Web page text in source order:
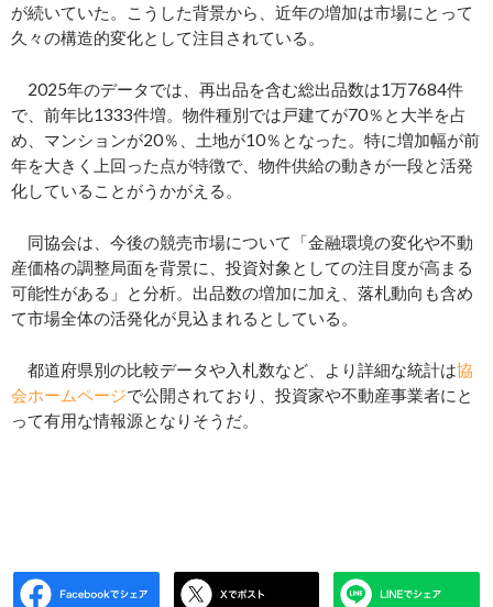
が続いていた。こうした背景から、近年の増加は市場にとって
久々の構造的変化として注目されている。
2025年のデータでは、再出品を含む総出品数は1万7684件
で、前年比1333件増。物件種別では戸建てが70％と大半を占
め、マンションが20％、土地が10％となった。特に増加幅が前
年を大きく上回った点が特徴で、物件供給の動きが一段と活発
化していることがうかがえる。
同協会は、今後の競売市場について「金融環境の変化や不動
産価格の調整局面を背景に、投資対象としての注目度が高まる
可能性がある」と分析。出品数の増加に加え、落札動向も含め
て市場全体の活発化が見込まれるとしている。
都道府県別の比較データや入札数など、より詳細な統計は協
会ホームページで公開されており、投資家や不動産事業者にと
って有用な情報源となりそうだ。